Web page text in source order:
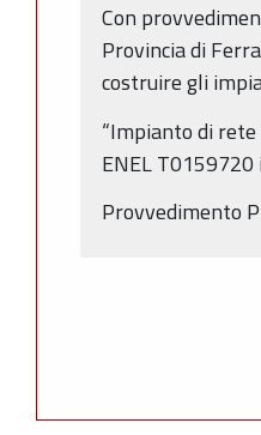
Con
Provincia di
costruire gli
“Impianto di
ENEL T0159720
Provvedimento